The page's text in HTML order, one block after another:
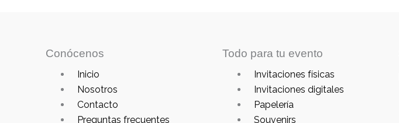
Conócenos
Main
Menu
Inicio
Nosotros
Contacto
Preguntas frecuentes
Todo para tu evento
Main
Menu
Invitaciones físicas
Invitaciones digitales
Papelería
Souvenirs